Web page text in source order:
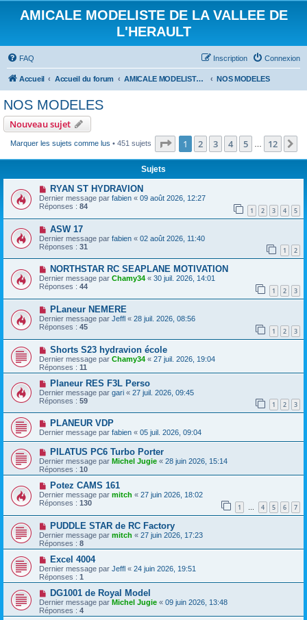
AMICALE MODELISTE DE LA VALLEE DE
L'HERAULT
FAQ Connexion
Inscription
Accueil Accueil du forum AMICALE MODELISTE DE LA VALLEE DE L'HERAULT NOS MODELES
NOS MODELES
Nouveau sujet
Marquer les sujets comme lus • 451 sujets Page 1sur12
1 2 3 4 5 12
Sujets
RYAN ST HYDRAVION
Dernier message par fabien « 09 août 2026, 12:27
Réponses : 84 1 2 3 4 5
ASW 17
Dernier message par fabien « 02 août 2026, 11:40
Réponses : 31 1 2
NORTHSTAR RC SEAPLANE MOTIVATION
Dernier message par Chamy34 « 30 juil. 2026, 14:01
Réponses : 44 1 2 3
PLaneur NEMERE
Dernier message par Jeffl « 28 juil. 2026, 08:56
Réponses : 45 1 2 3
Shorts S23 hydravion école
Dernier message par Chamy34 « 27 juil. 2026, 19:04
Réponses : 11
Planeur RES F3L Perso
Dernier message par gari « 27 juil. 2026, 09:45
Réponses : 59 1 2 3
PLANEUR VDP
Dernier message par fabien « 05 juil. 2026, 09:04
PILATUS PC6 Turbo Porter
Dernier message par Michel Jugie « 28 juin 2026, 15:14
Réponses : 10
Potez CAMS 161
Dernier message par mitch « 27 juin 2026, 18:02
Réponses : 130 1 … 4 5 6 7
PUDDLE STAR de RC Factory
Dernier message par mitch « 27 juin 2026, 17:23
Réponses : 8
Excel 4004
Dernier message par Jeffl « 24 juin 2026, 19:51
Réponses : 1
DG1001 de Royal Model
Dernier message par Michel Jugie « 09 juin 2026, 13:48
Réponses : 4